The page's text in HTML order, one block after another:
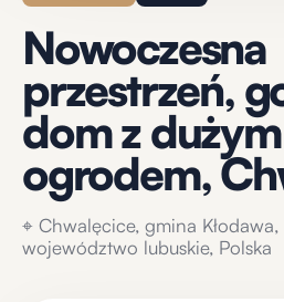
Nowoczesna
przestrzeń,
dom z dużym
ogrodem,
⌖ Chwalęcice, gmina
województwo lubuskie, Polska